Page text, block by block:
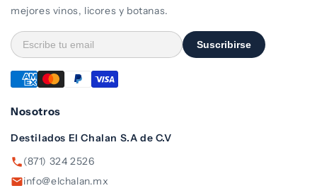
mejores vinos, licores y botanas.
Suscribirse
Nosotros
Destilados El Chalan S.A de C.V
(871) 324 2526
info@elchalan.mx